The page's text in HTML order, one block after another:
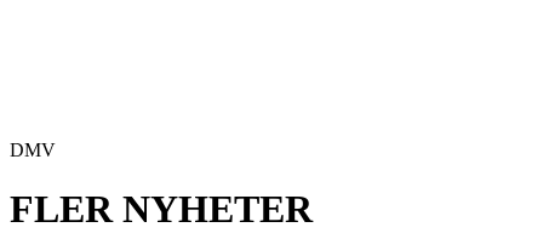
DMV
FLER NYHETER